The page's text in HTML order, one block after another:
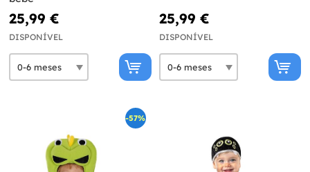
25,99 €
DISPONÍVEL
25,99 €
DISPONÍVEL
-57%